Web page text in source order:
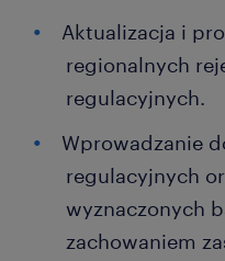
Aktualizacja i
regionalnych
regulacyjnych.
Wprowadzanie
regulacyjnych
wyznaczonych
zachowaniem